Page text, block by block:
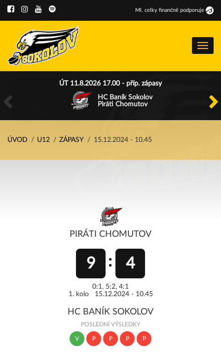
Ml . celky finančně podporuje
Menu
ÚT 11.8.2026 17.00 - příp. zápasy
HC Baník Sokolov
Piráti Chomutov
ÚVOD U12 ZÁPASY 15.12.2024 - 10.45
PIRÁTI CHOMUTOV
9 4
0:1, 5:2, 4:1
1. kolo 15.12.2024 - 10.45
HC BANÍK SOKOLOV
POSLEDNÍ VÝSLEDKY
V P P P P